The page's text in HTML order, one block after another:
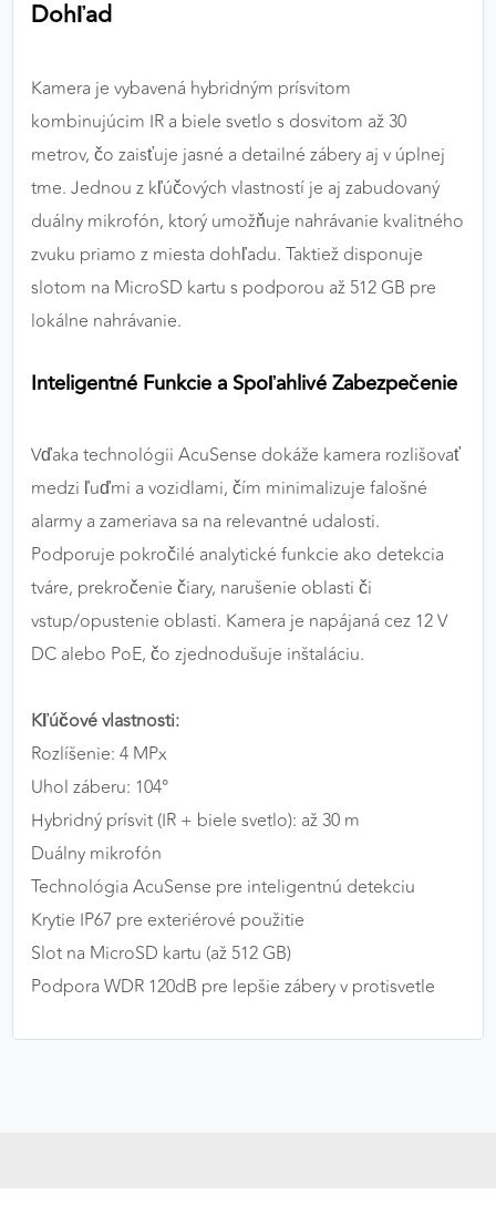
Dohľad
Kamera je vybavená hybridným prísvitom
kombinujúcim IR a biele svetlo s dosvitom až 30
metrov, čo zaisťuje jasné a detailné zábery aj v úplnej
tme. Jednou z kľúčových vlastností je aj zabudovaný
duálny mikrofón, ktorý umožňuje nahrávanie kvalitného
zvuku priamo z miesta dohľadu. Taktiež disponuje
slotom na MicroSD kartu s podporou až 512 GB pre
lokálne nahrávanie.
Inteligentné Funkcie a Spoľahlivé Zabezpečenie
Vďaka technológii AcuSense dokáže kamera rozlišovať
medzi ľuďmi a vozidlami, čím minimalizuje falošné
alarmy a zameriava sa na relevantné udalosti.
Podporuje pokročilé analytické funkcie ako detekcia
tváre, prekročenie čiary, narušenie oblasti či
vstup/opustenie oblasti. Kamera je napájaná cez 12 V
DC alebo PoE, čo zjednodušuje inštaláciu.
Kľúčové vlastnosti:
Rozlíšenie: 4 MPx
Uhol záberu: 104°
Hybridný prísvit (IR + biele svetlo): až 30 m
Duálny mikrofón
Technológia AcuSense pre inteligentnú detekciu
Krytie IP67 pre exteriérové použitie
Slot na MicroSD kartu (až 512 GB)
Podpora WDR 120dB pre lepšie zábery v protisvetle